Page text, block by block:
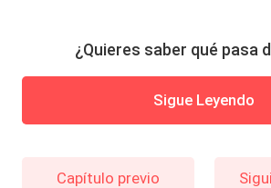
¿Quieres saber qué pasa
Sigue Leyendo
Capítulo previo